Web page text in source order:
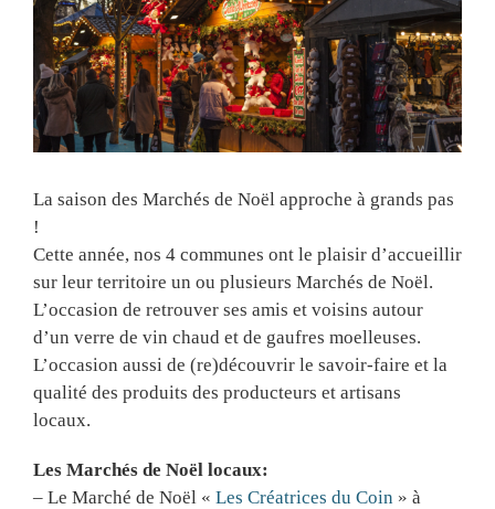
Image
La saison des Marchés de Noël approche à grands pas
!
Cette année, nos 4 communes ont le plaisir d’accueillir
sur leur territoire un ou plusieurs Marchés de Noël.
L’occasion de retrouver ses amis et voisins autour
d’un verre de vin chaud et de gaufres moelleuses.
L’occasion aussi de (re)découvrir le savoir-faire et la
qualité des produits des producteurs et artisans
locaux.
Les Marchés de Noël locaux:
– Le Marché de Noël « Les Créatrices du Coin » à